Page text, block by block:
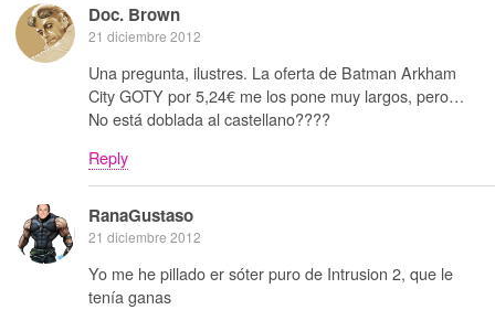
Doc. Brown
21 diciembre 2012
Una pregunta, ilustres. La oferta de Batman Arkham
City GOTY por 5,24€ me los pone muy largos, pero…
No está doblada al castellano????
Reply
RanaGustaso
21 diciembre 2012
Yo me he pillado er sóter puro de Intrusion 2, que le
tenía ganas